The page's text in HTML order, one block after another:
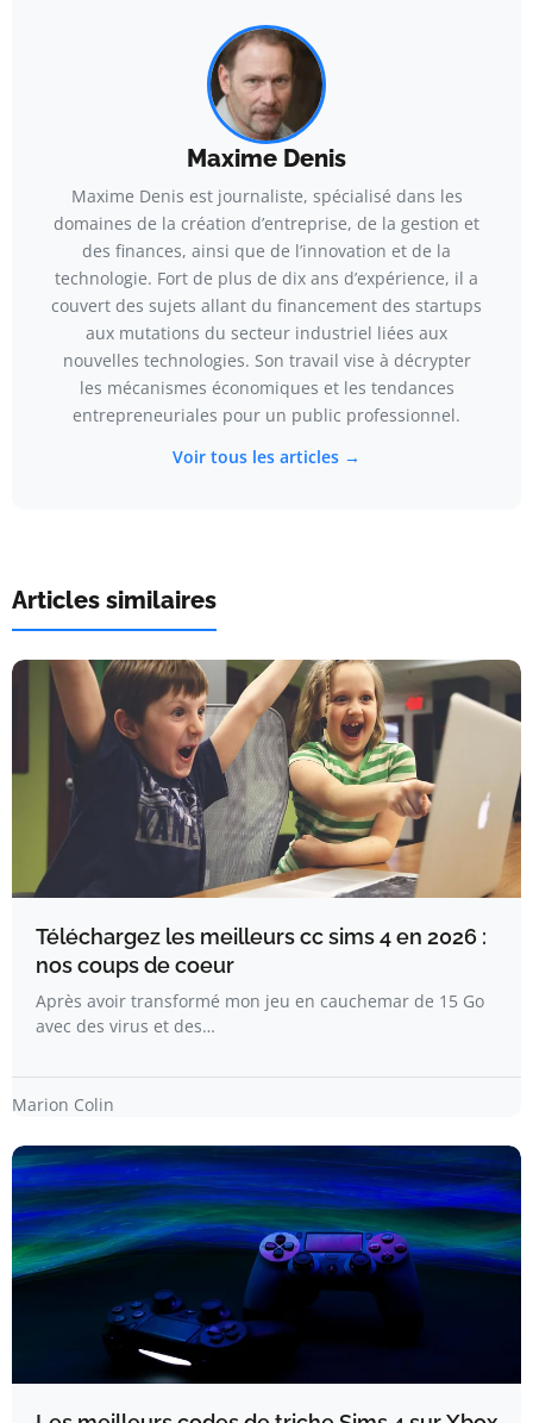
Maxime Denis
Maxime Denis est journaliste, spécialisé dans les
domaines de la création d’entreprise, de la gestion et
des finances, ainsi que de l’innovation et de la
technologie. Fort de plus de dix ans d’expérience, il a
couvert des sujets allant du financement des startups
aux mutations du secteur industriel liées aux
nouvelles technologies. Son travail vise à décrypter
les mécanismes économiques et les tendances
entrepreneuriales pour un public professionnel.
Voir tous les articles →
Articles similaires
Téléchargez les meilleurs cc sims 4 en 2026 :
nos coups de coeur
Après avoir transformé mon jeu en cauchemar de 15 Go
avec des virus et des…
Marion Colin